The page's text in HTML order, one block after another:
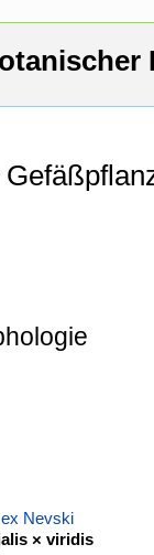
Nevski
× viridis